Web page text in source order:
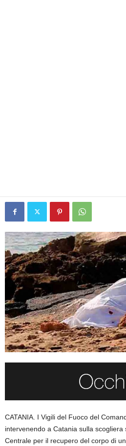
CATANIA. I Vigili del Fuoco del
intervenendo a Catania sulla
Centrale per il recupero del corpo di